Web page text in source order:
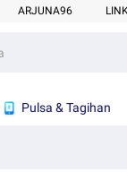
ARJUNA96
Pulsa & Tagihan